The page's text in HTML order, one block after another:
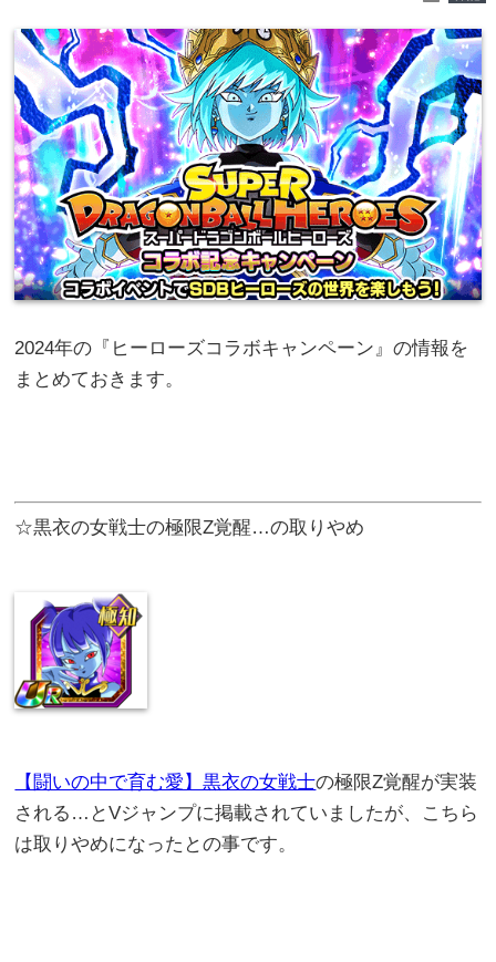
2024年の『ヒーローズコラボキャンペーン』の情報を
まとめておきます。
☆黒衣の女戦士の極限Z覚醒…の取りやめ
【闘いの中で育む愛】黒衣の女戦士の極限Z覚醒が実装
される…とVジャンプに掲載されていましたが、こちら
は取りやめになったとの事です。